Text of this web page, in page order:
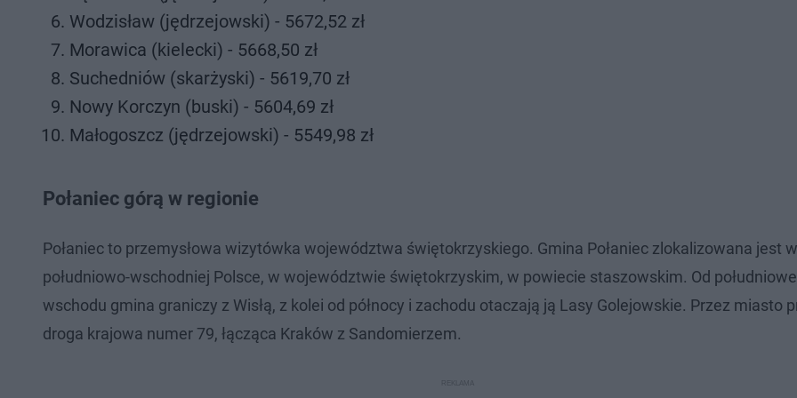
Wodzisław (jędrzejowski) - 5672,52 zł
Morawica (kielecki) - 5668,50 zł
Suchedniów (skarżyski) - 5619,70 zł
Nowy Korczyn (buski) - 5604,69 zł
Małogoszcz (jędrzejowski) - 5549,98 zł
Połaniec górą w regionie
Połaniec to przemysłowa wizytówka województwa świętokrzyskiego. Gmina Połaniec zlokalizowana jest w
południowo-wschodniej Polsce, w województwie świętokrzyskim, w powiecie staszowskim. Od
wschodu gmina graniczy z Wisłą, z kolei od północy i zachodu otaczają ją Lasy Golejowskie. Przez miasto
droga krajowa numer 79, łącząca Kraków z Sandomierzem.